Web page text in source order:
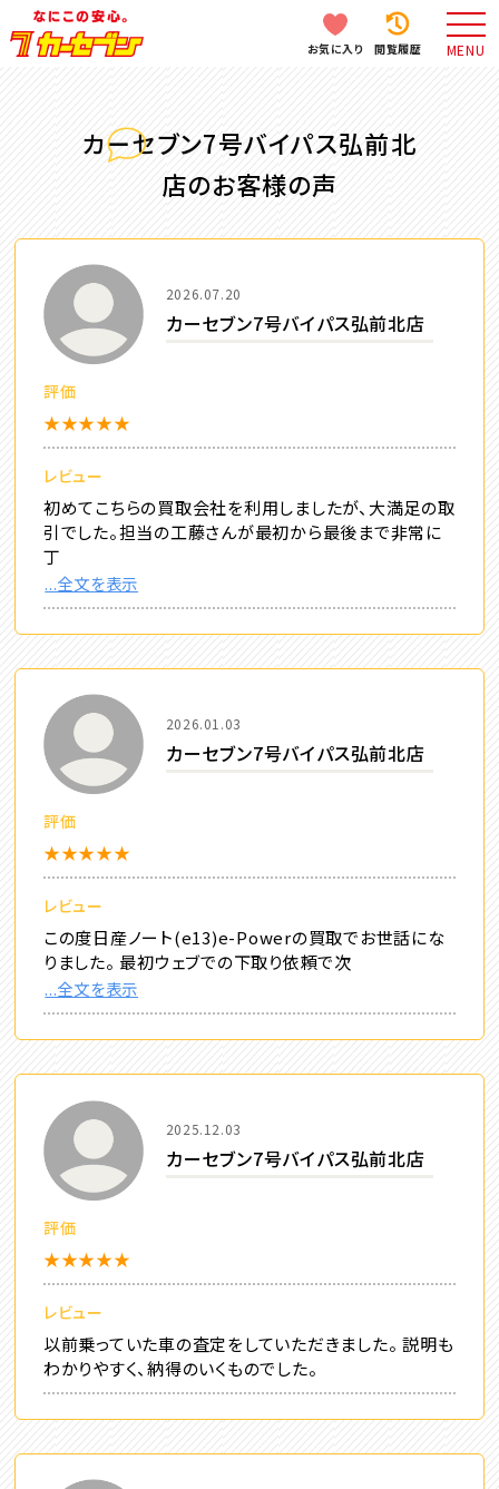
お気に入り 閲覧履歴 MENU
カーセブン7号バイパス弘前北
店のお客様の声
2026.07.20
カーセブン7号バイパス弘前北店
評価
★★★★★
レビュー
初めてこちらの買取会社を利用しましたが、大満足の取
引でした。担当の工藤さんが最初から最後まで非常に
丁
...全文を表示
2026.01.03
カーセブン7号バイパス弘前北店
評価
★★★★★
レビュー
この度日産ノート(e13)e-Powerの買取でお世話にな
りました。 最初ウェブでの下取り依頼で次
...全文を表示
2025.12.03
カーセブン7号バイパス弘前北店
評価
★★★★★
レビュー
以前乗っていた車の査定をしていただきました。 説明も
わかりやすく、納得のいくものでした。